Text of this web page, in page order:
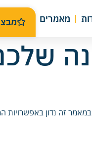
מאמרים
זה נדון באפשרויות